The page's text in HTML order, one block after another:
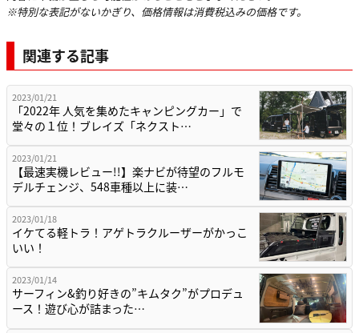
※特別な表記がないかぎり、価格情報は消費税込みの価格です。
関連する記事
2023/01/21
「2022年 人気を集めたキャンピングカー」で
堂々の１位！ブレイズ「ネクスト…
2023/01/21
【最速実機レビュー!!】楽ナビが待望のフルモ
デルチェンジ、548車種以上に装…
2023/01/18
イケてる軽トラ！アゲトラクルーザーがかっこ
いい！
2023/01/14
サーフィン&釣り好きの”キムタク”がプロデュ
ース！遊び心が詰まった…